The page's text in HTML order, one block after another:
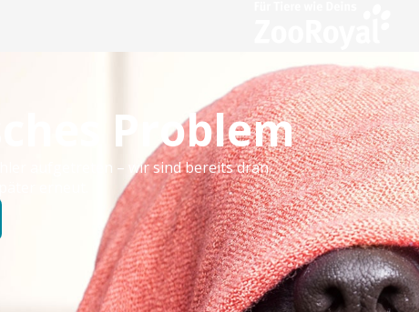
Problem
aufgetreten – wir sind bereits dran.
erneut.